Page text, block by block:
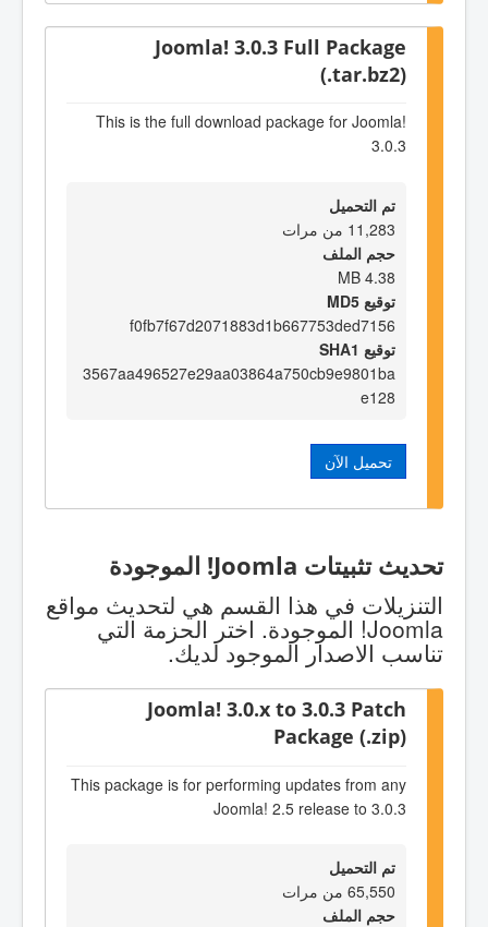
Joomla! 3.0.3 Full Package
(.tar.bz2)
This is the full download package for Joomla!
3.0.3
تم التحميل
11,283 من مرات
حجم الملف
4.38 MB
توقيع MD5
f0fb7f67d2071883d1b667753ded7156
توقيع SHA1
3567aa496527e29aa03864a750cb9e9801ba
e128
تحميل الآن
تحديث تثبيتات Joomla! الموجودة
التنزيلات في هذا القسم هي لتحديث مواقع
Joomla! الموجودة. اختر الحزمة التي
تناسب الاصدار الموجود لديك.
Joomla! 3.0.x to 3.0.3 Patch
Package (.zip)
This package is for performing updates from any
Joomla! 2.5 release to 3.0.3
تم التحميل
65,550 من مرات
حجم الملف